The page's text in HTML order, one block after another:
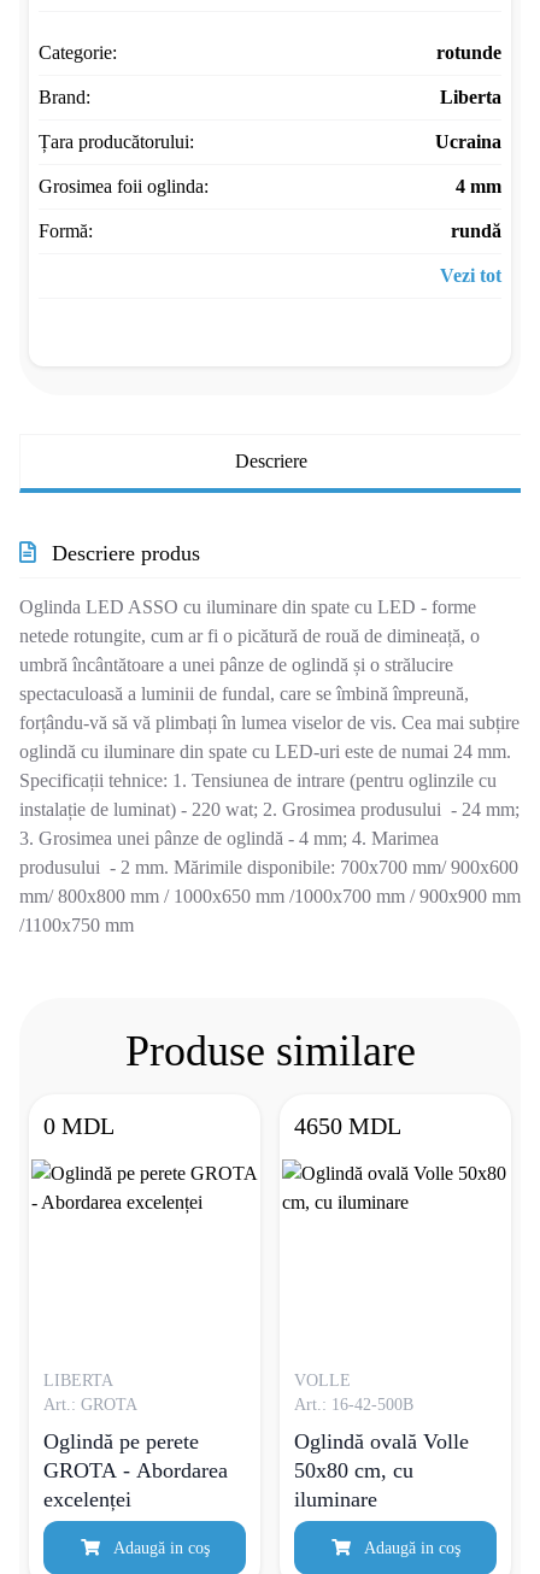
Categorie: rotunde
Brand: Liberta
Țara producătorului: Ucraina
Grosimea foii oglinda: 4 mm
Formă: rundă
Vezi tot
Descriere
Descriere produs
Oglinda LED ASSO cu iluminare din spate cu LED - forme
netede rotungite, cum ar fi o picătură de rouă de dimineață, o
umbră încântătoare a unei pânze de oglindă și o strălucire
spectaculoasă a luminii de fundal, care se îmbină împreună,
forțându-vă să vă plimbați în lumea viselor de vis. Cea mai subțire
oglindă cu iluminare din spate cu LED-uri este de numai 24 mm.
Specificații tehnice: 1. Tensiunea de intrare (pentru oglinzile cu
instalație de luminat) - 220 wat; 2. Grosimea produsului - 24 mm;
3. Grosimea unei pânze de oglindă - 4 mm; 4. Marimea
produsului - 2 mm. Mărimile disponibile: 700х700 mm/ 900х600
mm/ 800х800 mm / 1000х650 mm /1000х700 mm / 900х900 mm
/1100х750 mm
Produse similare
0 MDL
LIBERTA
Art.: GROTA
Oglindă pe perete
GROTA - Abordarea
excelenței
Adaugă in coş
4650 MDL
VOLLE
Art.: 16-42-500B
Oglindă ovală Volle
50x80 cm, cu
iluminare
Adaugă in coş